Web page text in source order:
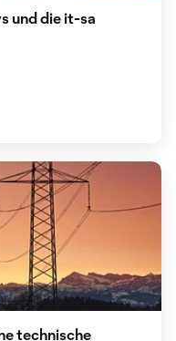
und die it-sa
technische